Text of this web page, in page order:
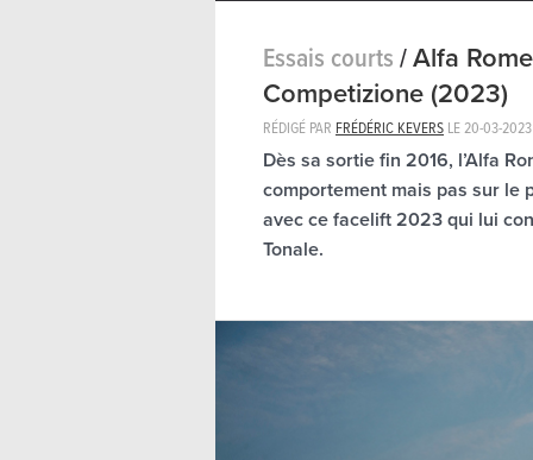
Essais courts/Alfa
Competizione (2023)
RÉDIGÉ PAR FRÉDÉRIC KEVERS LE20-03-2023
Dès sa sortie fin 2016, l’Alfa
comportement mais pas sur le
avec ce facelift 2023 qui lui
Tonale.